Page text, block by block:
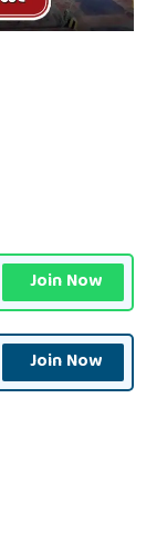
Join Now
Join Now